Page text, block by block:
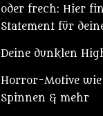
oder frech: Hier
Statement für
Deine dunklen
Horror-Motive wie
Spinnen & mehr